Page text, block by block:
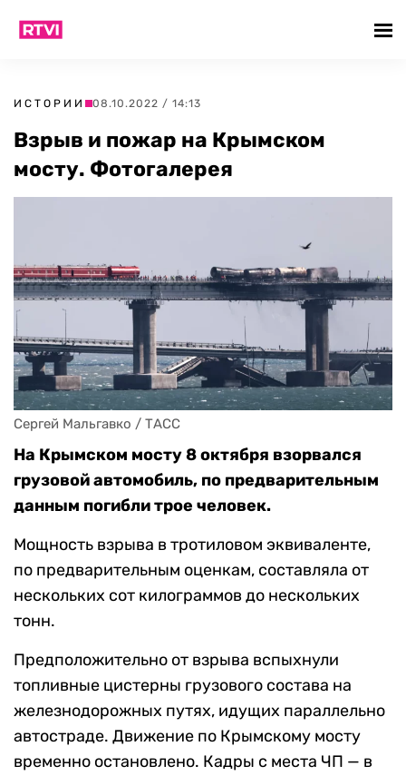
ИСТОРИИ 08.10.2022 / 14:13
Взрыв и пожар на Крымском
мосту. Фотогалерея
Сергей Мальгавко / ТАСС
На Крымском мосту 8 октября взорвался
грузовой автомобиль, по предварительным
данным погибли трое человек.
Мощность взрыва в тротиловом эквиваленте,
по предварительным оценкам, составляла от
нескольких сот килограммов до нескольких
тонн.
Предположительно от взрыва вспыхнули
топливные цистерны грузового состава на
железнодорожных путях, идущих параллельно
автостраде. Движение по Крымскому мосту
временно остановлено. Кадры с места ЧП — в